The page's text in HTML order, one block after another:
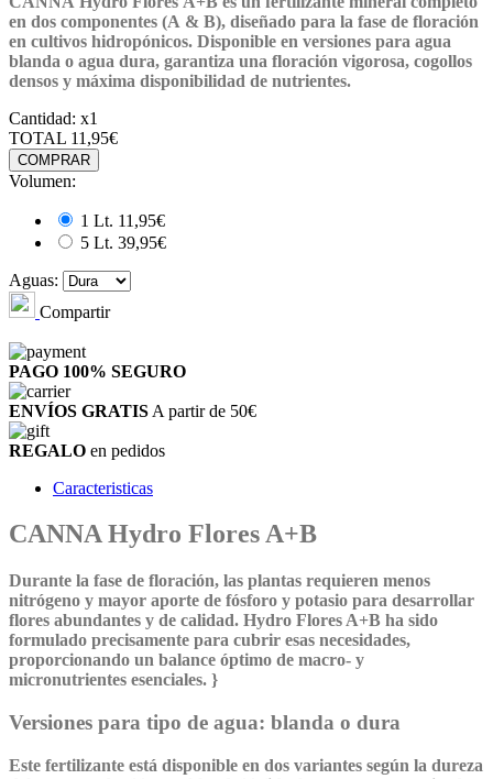
en dos componentes (A & B), diseñado para la fase de floración
en cultivos hidropónicos. Disponible en versiones para agua
blanda o agua dura, garantiza una floración vigorosa, cogollos
densos y máxima disponibilidad de nutrientes.
Cantidad: x1
TOTAL 11,95€
COMPRAR
Volumen:
1 Lt. 11,95€
5 Lt. 39,95€
Aguas:
Compartir
PAGO 100% SEGURO
ENVÍOS GRATIS A partir de 50€
REGALO en pedidos
Caracteristicas
CANNA Hydro Flores A+B
Durante la fase de floración, las plantas requieren menos
nitrógeno y mayor aporte de fósforo y potasio para desarrollar
flores abundantes y de calidad. Hydro Flores A+B ha sido
formulado precisamente para cubrir esas necesidades,
proporcionando un balance óptimo de macro- y
micronutrientes esenciales. }
Versiones para tipo de agua: blanda o dura
Este fertilizante está disponible en dos variantes según la dureza